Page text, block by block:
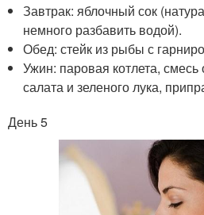
Завтрак: яблочный сок
немного разбавить водой).
Обед: стейк из рыбы с
Ужин: паровая котлета, смесь
салата и зеленого лука,
День 5